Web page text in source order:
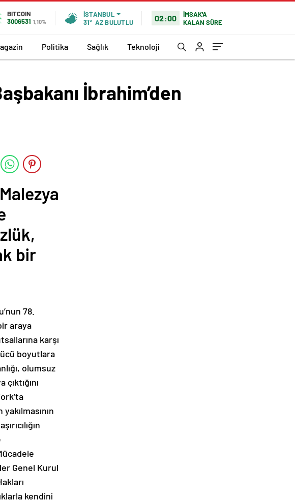
BITCOIN
3006531 1,10%
İSTANBUL
31° AZ BULUTLU 02:00
İMSAK'A
KALAN SÜRE
Politika Sağlık Teknoloji
İbrahim’den
bir
78.
araya
karşı
boyutlara
olumsuz
Genel Kurul
kendini